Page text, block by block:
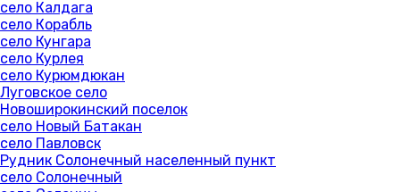
село Калдага
село Корабль
село Кунгара
село Курлея
село Курюмдюкан
Луговское село
Новоширокинский поселок
село Новый Батакан
село Павловск
Рудник Солонечный населенный пункт
село Солонечный